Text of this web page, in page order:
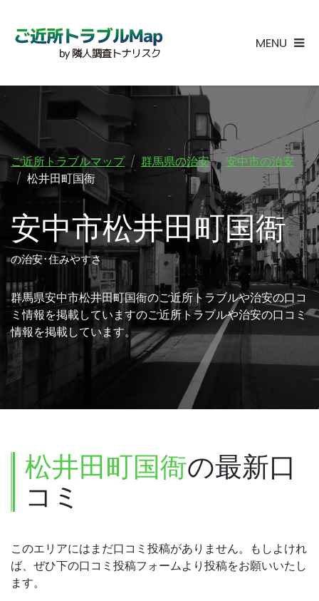
MENU
ご近所トラブルマップ 群馬県の治安
安中市の治安
松井田町国衙
安中市松井田町国衙
の治安･住みやすさ
群馬県安中市松井田町国衙のご近所トラブルや治安の口コ
ミ情報を掲載していますのご近所トラブルや治安の口コミ
情報を掲載しています。
松井田町国衙の最新口
コミ
このエリアにはまだ口コミ投稿がありません。もしよけれ
ば、ぜひ下の口コミ投稿フォームより投稿をお願いいたし
ます。